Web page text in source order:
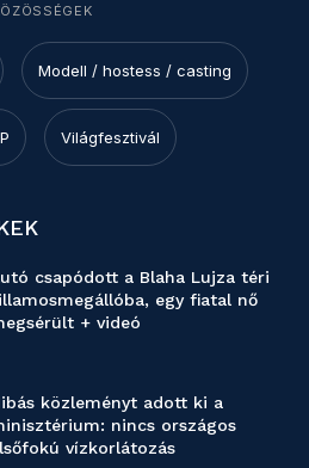
Modell / hostess / casting
Világfesztivál
csapódott a Blaha Lujza téri
egy fiatal nő
+ videó
közleményt adott ki a
nincs országos
vízkorlátozás